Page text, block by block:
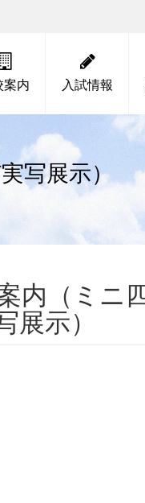
案内 入試情報
写展示）
内（ミニ
展示）